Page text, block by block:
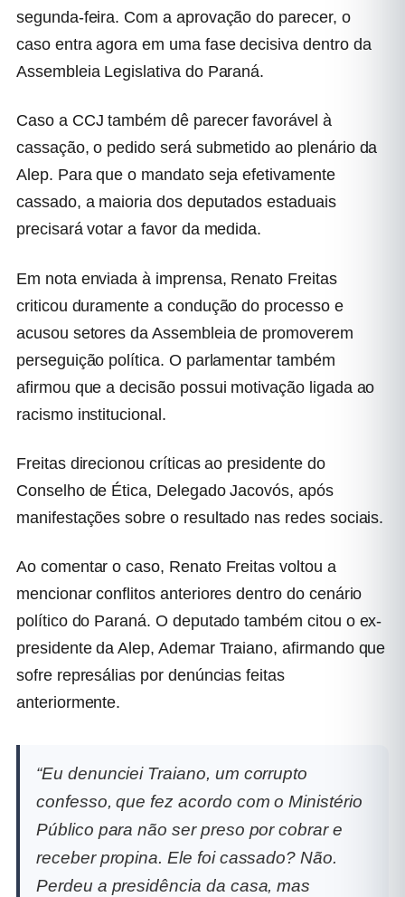
segunda-feira. Com a aprovação do parecer, o
caso entra agora em uma fase decisiva dentro da
Assembleia Legislativa do Paraná.
Caso a CCJ também dê parecer favorável à
cassação, o pedido será submetido ao plenário da
Alep. Para que o mandato seja efetivamente
cassado, a maioria dos deputados estaduais
precisará votar a favor da medida.
Em nota enviada à imprensa, Renato Freitas
criticou duramente a condução do processo e
acusou setores da Assembleia de promoverem
perseguição política. O parlamentar também
afirmou que a decisão possui motivação ligada ao
racismo institucional.
Freitas direcionou críticas ao presidente do
Conselho de Ética, Delegado Jacovós, após
manifestações sobre o resultado nas redes sociais.
Ao comentar o caso, Renato Freitas voltou a
mencionar conflitos anteriores dentro do cenário
político do Paraná. O deputado também citou o ex-
presidente da Alep, Ademar Traiano, afirmando que
sofre represálias por denúncias feitas
anteriormente.
“Eu denunciei Traiano, um corrupto
confesso, que fez acordo com o Ministério
Público para não ser preso por cobrar e
receber propina. Ele foi cassado? Não.
Perdeu a presidência da casa, mas